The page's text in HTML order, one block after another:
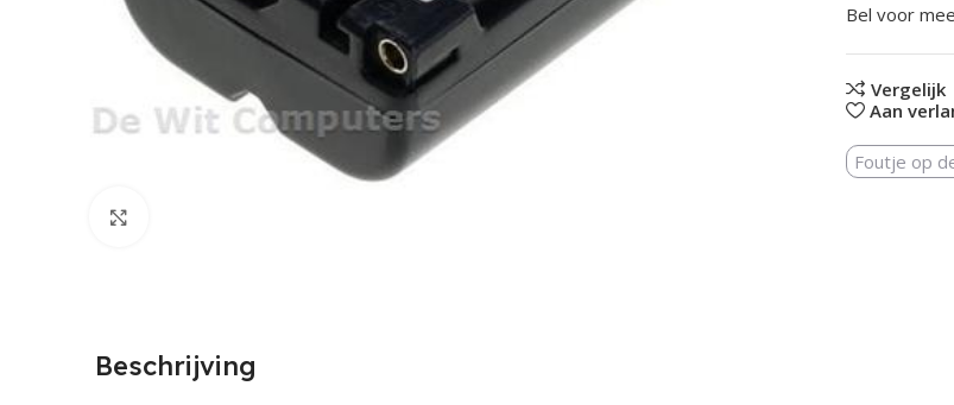
Bel voor
Vergelijk
Aan
Foutje op
Beschrijving